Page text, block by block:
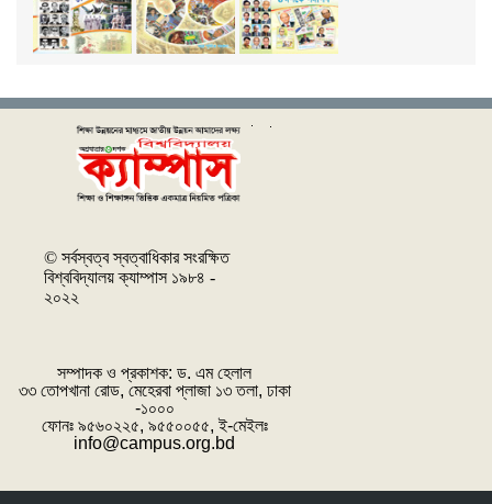
© সর্বস্বত্ব স্বত্বাধিকার সংরক্ষিত
বিশ্ববিদ্যালয় ক্যাম্পাস ১৯৮৪ -
২০২২
সম্পাদক ও প্রকাশক: ‌ড. এম হেলাল
৩৩ তোপখানা রোড, মেহেরবা প্লাজা ১৩ তলা, ঢাকা
-১০০০
ফোনঃ ৯৫৬০২২৫, ৯৫৫০০৫৫, ই-মেইলঃ
info@campus.org.bd